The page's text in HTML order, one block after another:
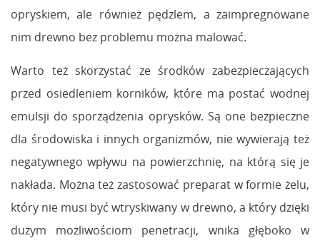
opryskiem, ale również pędzlem, a zaimpregnowane
nim drewno bez problemu można malować.
Warto też skorzystać ze środków zabezpieczających
przed osiedleniem korników, które ma postać wodnej
emulsji do sporządzenia oprysków. Są one bezpieczne
dla środowiska i innych organizmów, nie wywierają też
negatywnego wpływu na powierzchnię, na którą się je
nakłada. Można też zastosować preparat w formie żelu,
który nie musi być wtryskiwany w drewno, a który dzięki
dużym możliwościom penetracji, wnika głęboko w